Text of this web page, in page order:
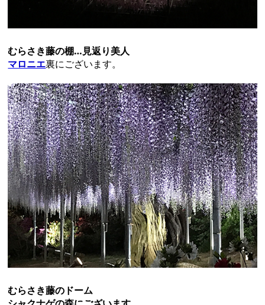
むらさき藤の棚…見返り美人
マロニエ裏にございます。
むらさき藤のドーム